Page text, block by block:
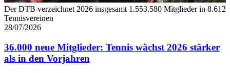
Der DTB verzeichnet 2026 insgesamt 1.553.580 Mitglieder in 8.612
Tennisvereinen
28/07/2026
36.000 neue Mitglieder: Tennis wächst 2026 stärker
als in den Vorjahren